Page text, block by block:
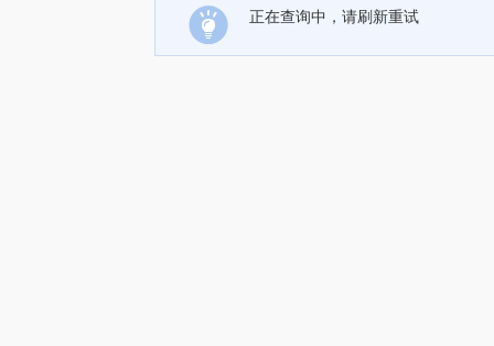
正在查询中，请刷新重试